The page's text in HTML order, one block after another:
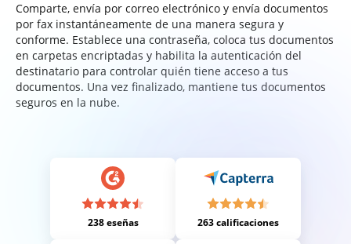
Comparte, envía por correo electrónico y envía documentos
por fax instantáneamente de una manera segura y
conforme. Establece una contraseña, coloca tus documentos
en carpetas encriptadas y habilita la autenticación del
destinatario para controlar quién tiene acceso a tus
documentos. Una vez finalizado, mantiene tus documentos
seguros en la nube.
238 eseñas 263 calificaciones